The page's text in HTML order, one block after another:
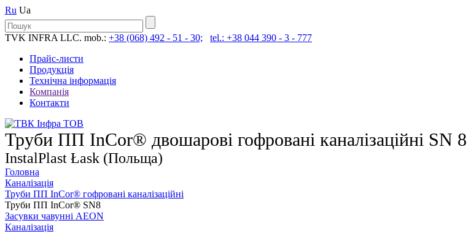
Ru Ua
TVK INFRA LLC. mob.: +38 (068) 492 - 51 - 30;
tel.: +38 044 390 - 3 - 777
Прайс-листи
Продукція
Технічна інформація
Компанія
Контакти
Труби ПП InCor® двошарові гофровані каналізаційні SN 8
InstalPlast Łask (Польща)
Головна
Каналізація
Труби ПП InCor® гофровані каналізаційні
Труби ПП InCor® SN8
Засувки чавунні AEON
Каналізація